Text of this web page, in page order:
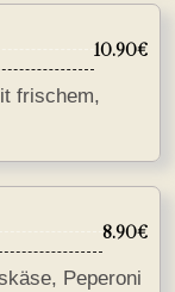
10.90€
frischem,
8.90€
Peperoni